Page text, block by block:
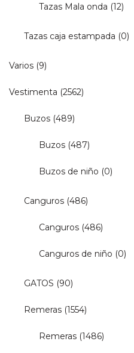
Tazas Mala onda (12)
Tazas caja estampada (0)
Varios (9)
Vestimenta (2562)
Buzos (489)
Buzos (487)
Buzos de niño (0)
Canguros (486)
Canguros (486)
Canguros de niño (0)
GATOS (90)
Remeras (1554)
Remeras (1486)